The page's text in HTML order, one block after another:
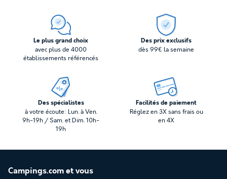
Le plus grand choix
avec plus de 4000
établissements référencés
Des prix exclusifs
dès 99€ la semaine
Des spécialistes
à votre écoute: Lun. à Ven.
9h-19h / Sam. et Dim. 10h-
19h
Facilités de paiement
Réglez en 3X sans frais ou
en 4X
Campings.com et vous